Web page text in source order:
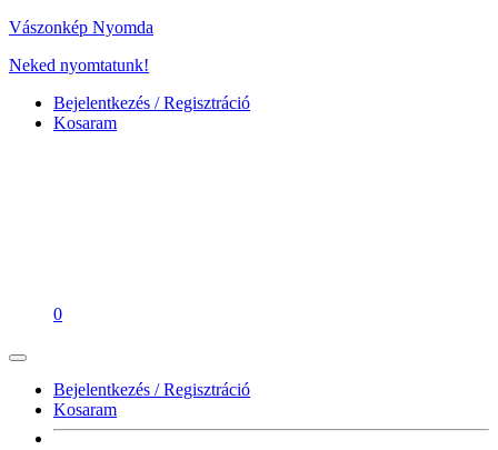
Vászonkép Nyomda
Neked nyomtatunk!
Bejelentkezés / Regisztráció
Kosaram
0
Bejelentkezés / Regisztráció
Kosaram